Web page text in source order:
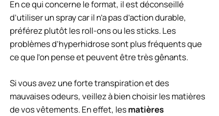
En ce qui concerne le format, il est déconseillé
d’utiliser un spray car il n’a pas d’action durable,
préférez plutôt les roll-ons ou les sticks. Les
problèmes d’hyperhidrosesont plus fréquents que
ce que l’on pense et peuvent être très gênants.
Si vous avez une forte transpiration et des
mauvaises odeurs, veillez à bien choisir les matières
de vos vêtements. En effet, lesmatières